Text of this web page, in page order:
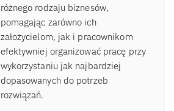
różnego rodzaju biznesów,
pomagając zarówno ich
założycielom, jak i pracownikom
efektywniej organizować pracę przy
wykorzystaniu jak najbardziej
dopasowanych do potrzeb
rozwiązań.